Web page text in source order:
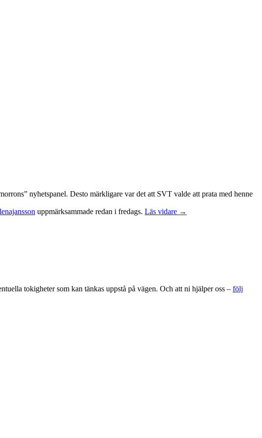
nyhetspanel. Desto märkligare var det att SVT valde att prata med henne
uppmärksammade redan i fredags. Läs vidare →
tokigheter som kan tänkas uppstå på vägen. Och att ni hjälper oss – följ